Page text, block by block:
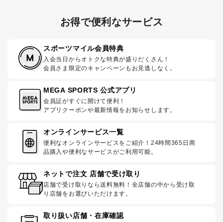
お得で便利なサービス
スポーツマイル会員特典
入会当日からオトクな特典が盛りだくさん！
会員さま限定のキャンペーンもお見逃しなく。
MEGA SPORTS 公式アプリ
会員証がすぐに開けて便利！
アプリクーポンや最新情報をお知らせします。
オンラインサービス一覧
便利なオンラインサービスをご紹介！24時間365日商
品購入や便利なサービスがご利用可能。
ネットで注文 店舗で受け取り
店舗で受け取りなら送料無料！全店舗の中から受け取
り店舗をお選びいただけます。
取り扱い店舗・在庫確認